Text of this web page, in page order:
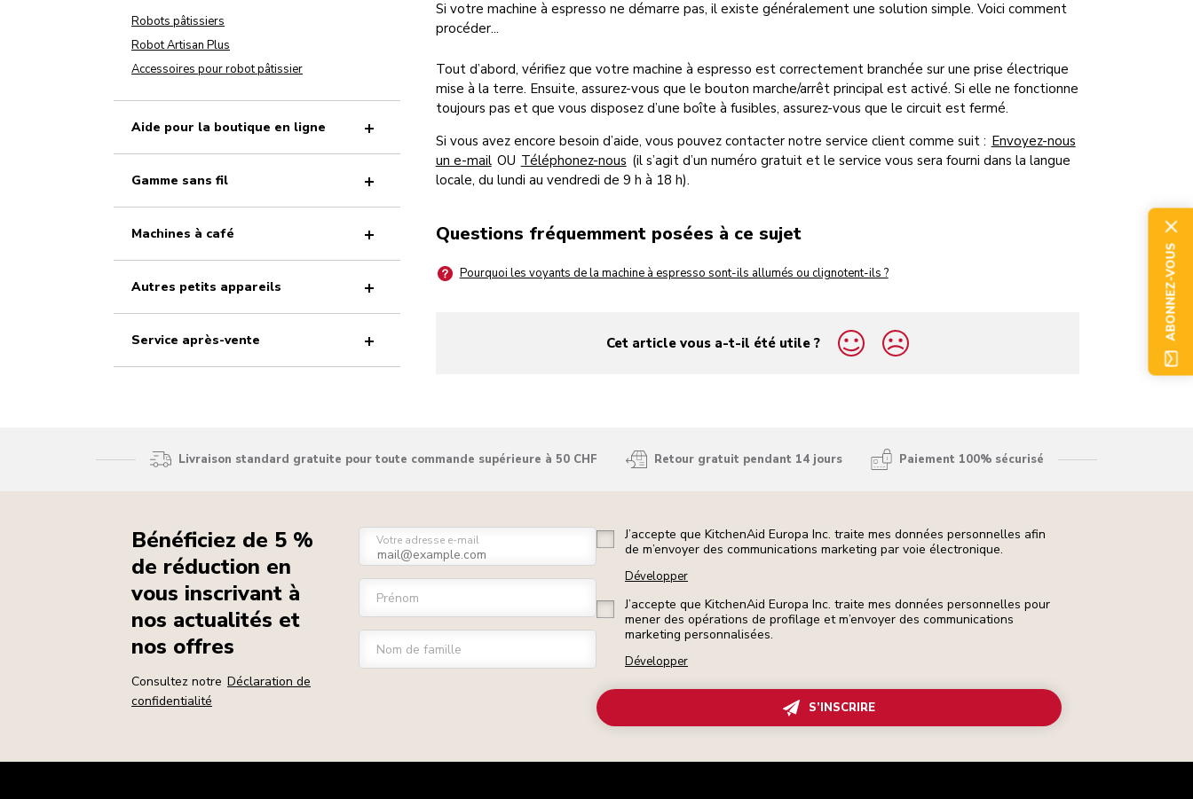
Si votre machine à espresso ne démarre pas, il existe généralement une solution simple. Voici comment
procéder...
Tout d’abord, vérifiez que votre machine à espresso est correctement branchée sur une prise électrique
mise à la terre. Ensuite, assurez-vous que le bouton marche/arrêt principal est activé. Si elle ne fonctionne
toujours pas et que vous disposez d’une boîte à fusibles, assurez-vous que le circuit est fermé.
Si vous avez encore besoin d’aide, vous pouvez contacter notre service client comme suit : Envoyez-nous
un e-mail OU Téléphonez-nous (il s’agit d’un numéro gratuit et le service vous sera fourni dans la langue
locale, du lundi au vendredi de 9 h à 18 h).
Questions fréquemment posées à ce sujet
Pourquoi les voyants de la machine à espresso sont-ils allumés ou clignotent-ils ?
Cet article vous a-t-il été utile ?
yes
no
Robots pâtissiers
Robot Artisan Plus
Accessoires pour robot pâtissier
Aide pour la boutique en ligne
Gamme sans fil
Machines à café
Autres petits appareils
Service après-vente
Livraison standard gratuite pour toute commande supérieure à 50 CHF Retour gratuit pendant 14 jours Paiement 100% sécurisé
Bénéficiez de 5 %
de réduction en
vous inscrivant à
nos actualités et
nos offres
Consultez notre Déclaration de
confidentialité
Votre adresse e-mail
Prénom
Nom de famille
J’accepte que KitchenAid Europa Inc. traite mes données personnelles afin
de m’envoyer des communications marketing par voie électronique.
Développer
J’accepte que KitchenAid Europa Inc. traite mes données personnelles pour
mener des opérations de profilage et m’envoyer des communications
marketing personnalisées.
Développer
S’INSCRIRE
ABONNEZ-VOUS